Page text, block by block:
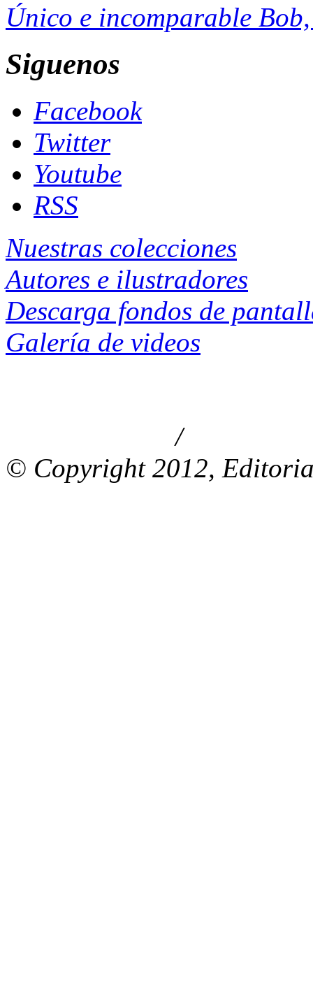
Único e incomparable
Siguenos
Facebook
Twitter
Youtube
RSS
Nuestras colecciones
Autores e ilustradores
Descarga fondos de
Galería de videos
/
© Copyright 2012,